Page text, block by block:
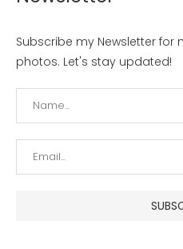
Subscribe my Newsletter for
photos. Let's stay updated!